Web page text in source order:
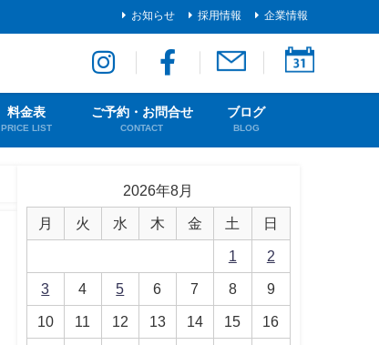
お知らせ 採用情報 企業情報
料金表
PRICE LIST
ご予約・お問合せ
CONTACT
ブログ
BLOG
2026年8月
月 火 水 木 金 土 日
1 2
3 4 5 6 7 8 9
10 11 12 13 14 15 16